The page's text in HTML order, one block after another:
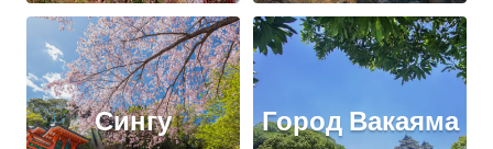
Сингу Город Вакаяма